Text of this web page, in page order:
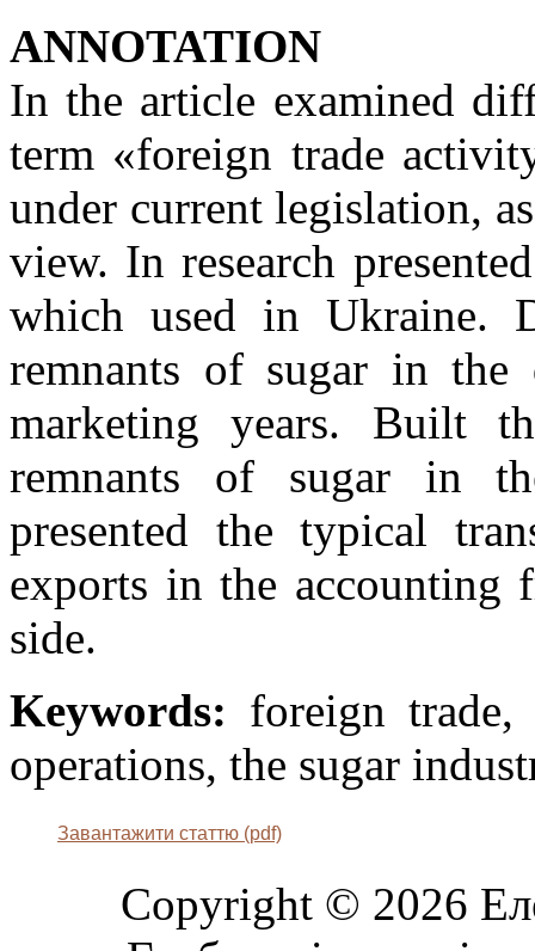
ANNOTATION
In the article examined
term «foreign trade
under current legislation,
view. In research
which used in Ukraine.
remnants of sugar in the
marketing years. Built
remnants of sugar in
presented the typical
exports in the accounting
side.
Keywords: foreign
operations, the sugar
Завантажити статтю (pdf)
Copyright © 2026